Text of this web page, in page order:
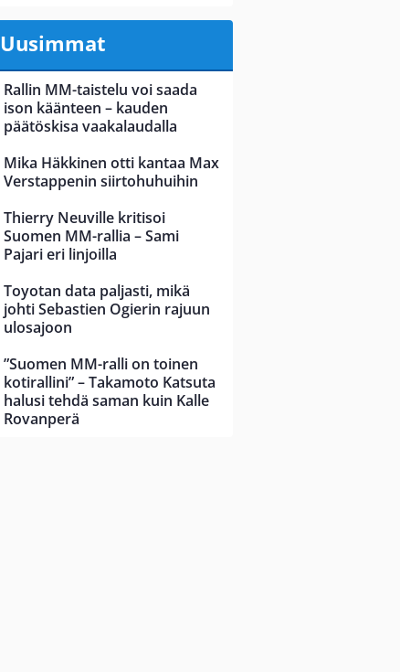
Uusimmat
Rallin MM-taistelu voi saada
ison käänteen – kauden
päätöskisa vaakalaudalla
Mika Häkkinen otti kantaa Max
Verstappenin siirtohuhuihin
Thierry Neuville kritisoi
Suomen MM-rallia – Sami
Pajari eri linjoilla
Toyotan data paljasti, mikä
johti Sebastien Ogierin rajuun
ulosajoon
”Suomen MM-ralli on toinen
kotirallini” – Takamoto Katsuta
halusi tehdä saman kuin Kalle
Rovanperä